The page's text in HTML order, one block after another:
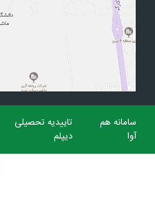
سامانه هم
آوا
تاییدیه تحصیلی
دیپلم